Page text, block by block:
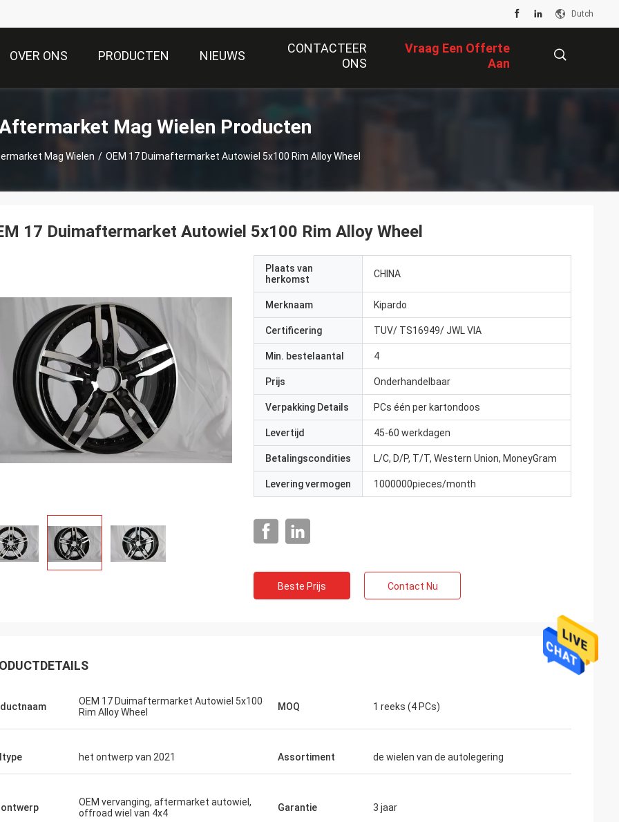
Dutch
OVER ONS PRODUCTEN NIEUWS
CONTACTEER
ONS
Vraag Een Offerte
Aan
Mag Wielen Producten
Mag Wielen / OEM 17 Duimaftermarket Autowiel 5x100 Rim Alloy Wheel
Lucas Mendes
wiel, goede kwaliteit en
dank u voor uw snelle
17 Duimaftermarket Autowiel 5x100 Rim Alloy Wheel
Plaats van
herkomst
CHINA
Merknaam Kipardo
Certificering TUV/ TS16949/ JWL VIA
Min. bestelaantal 4
Prijs Onderhandelbaar
Verpakking Details PCs één per kartondoos
Levertijd 45-60 werkdagen
Betalingscondities L/C, D/P, T/T, Western Union, MoneyGram
Levering vermogen 1000000pieces/month
Beste Prijs Contact Nu
OEM 17 Duimaftermarket Autowiel 5x100
Rim Alloy Wheel
MOQ 1 reeks (4 PCs)
het ontwerp van 2021 Assortiment de wielen van de autolegering
OEM vervanging, aftermarket autowiel,
offroad wiel van 4x4
Garantie 3 jaar